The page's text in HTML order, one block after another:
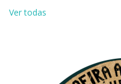
Ver todas